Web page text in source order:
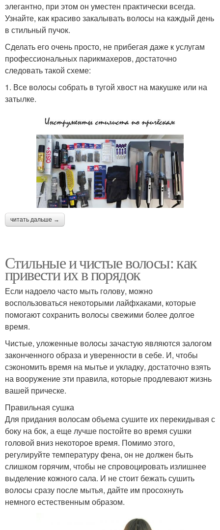
элегантно, при этом он уместен практически всегда.
Узнайте, как красиво закалывать волосы на каждый день
в стильный пучок.
Сделать его очень просто, не прибегая даже к услугам
профессиональных парикмахеров, достаточно
следовать такой схеме:
1. Все волосы собрать в тугой хвост на макушке или на
затылке.
читать дальше →
Стильные и чистые волосы: как
привести их в порядок
Если надоело часто мыть голову, можно
воспользоваться некоторыми лайфхаками, которые
помогают сохранить волосы свежими более долгое
время.
Чистые, уложенные волосы зачастую являются залогом
законченного образа и уверенности в себе. И, чтобы
сэкономить время на мытье и укладку, достаточно взять
на вооружение эти правила, которые продлевают жизнь
вашей прическе.
Правильная сушка
Для придания волосам объема сушите их перекидывая с
боку на бок, а еще лучше постойте во время сушки
головой вниз некоторое время. Помимо этого,
регулируйте температуру фена, он не должен быть
слишком горячим, чтобы не спровоцировать излишнее
выделение кожного сала. И не стоит бежать сушить
волосы сразу после мытья, дайте им просохнуть
немного естественным образом.